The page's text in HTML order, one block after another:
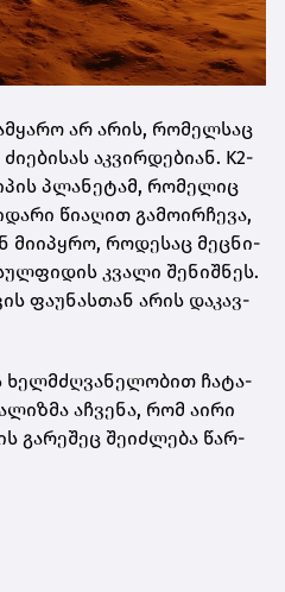
არ არის, რო­მელ­საც
აკ­ვირ­დე­ბი­ან. K2-
პლა­ნე­ტამ, რო­მე­ლიც
წი­ა­ღით გა­მო­ირ­ჩე­ვა,
მი­ი­პყრო, რო­დე­საც მეც­ნი­
კვა­ლი შე­ნიშ­ნეს.
ფა­უ­ნას­თან არის და­კავ­
ხელ­მძღვა­ნე­ლო­ბით ჩა­ტა­
აჩ­ვე­ნა, რომ აირი
გა­რე­შეც შე­იძ­ლე­ბა წარ­